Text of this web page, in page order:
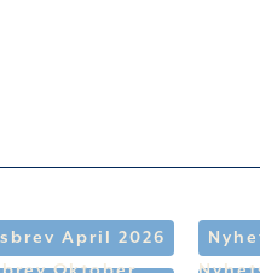
April 2026